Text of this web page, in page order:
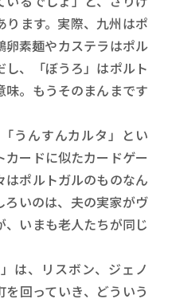
ます。実際、九州はポ
素麺やカステラはポル
し、「ぼうろ」はポルト
。もうそのまんまです
うんすんカルタ」とい
ードに似たカードゲー
ポルトガルのものなん
いのは、夫の実家がヴ
いまも老人たちが同じ
は、リスボン、ジェノ
回っていき、どういう